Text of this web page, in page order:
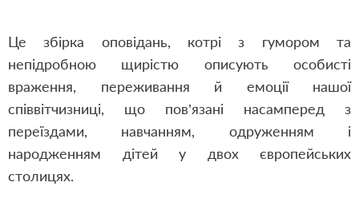
Це збірка оповідань, котрі з гумором та
непідробною щирістю описують особисті
враження, переживання й емоції нашої
співвітчизниці, що пов’язані насамперед з
переїздами, навчанням, одруженням і
народженням дітей у двох європейських
столицях.